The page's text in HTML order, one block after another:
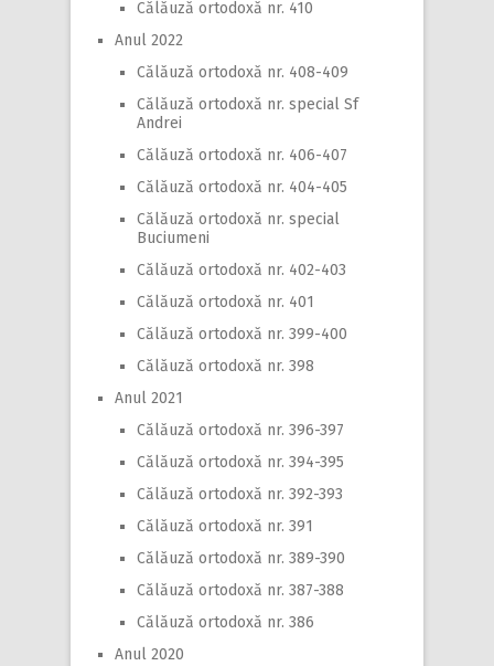
Călăuză ortodoxă nr. 410
Anul 2022
Călăuză ortodoxă nr. 408-409
Călăuză ortodoxă nr. special Sf
Andrei
Călăuză ortodoxă nr. 406-407
Călăuză ortodoxă nr. 404-405
Călăuză ortodoxă nr. special
Buciumeni
Călăuză ortodoxă nr. 402-403
Călăuză ortodoxă nr. 401
Călăuză ortodoxă nr. 399-400
Călăuză ortodoxă nr. 398
Anul 2021
Călăuză ortodoxă nr. 396-397
Călăuză ortodoxă nr. 394-395
Călăuză ortodoxă nr. 392-393
Călăuză ortodoxă nr. 391
Călăuză ortodoxă nr. 389-390
Călăuză ortodoxă nr. 387-388
Călăuză ortodoxă nr. 386
Anul 2020